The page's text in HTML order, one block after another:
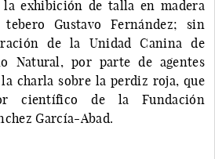
la exhibición de talla en madera
Gustavo Fernández; sin
de la Unidad Canina de
Natural, por parte de agentes
charla sobre la perdiz roja, que
científico de la Fundación
García-Abad.